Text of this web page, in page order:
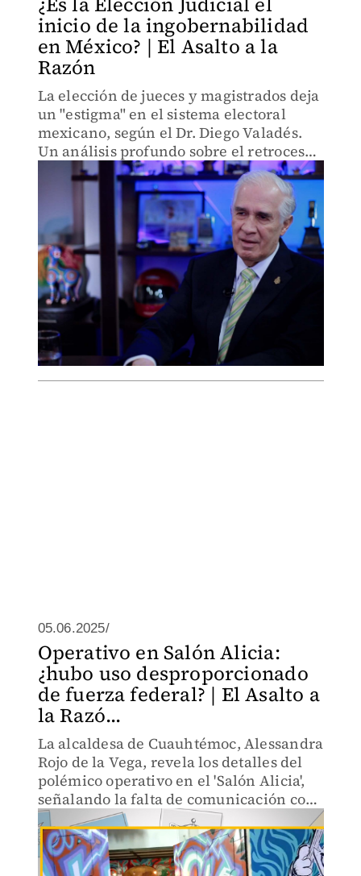
inicio de la ingobernabilidad
en México? | El Asalto a la
Razón
La elección de jueces y magistrados deja
un "estigma" en el sistema electoral
mexicano, según el Dr. Diego Valadés.
Un análisis profundo sobre el retroceso
democrático, los "acordeones" y la
posible presidencia de Lenia Batres en
la SCJN.
05.06.2025/
Operativo en Salón Alicia:
¿hubo uso desproporcionado
de fuerza federal? | El Asalto a
la Razó...
La alcaldesa de Cuauhtémoc, Alessandra
Rojo de la Vega, revela los detalles del
polémico operativo en el 'Salón Alicia',
señalando la falta de comunicación con
el gobierno central y la posible división
en Morena.